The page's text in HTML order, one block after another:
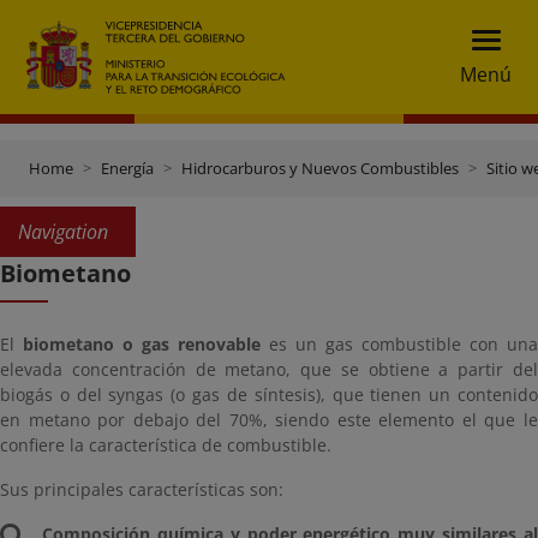
Menú
Home Energía Hidrocarburos y Nuevos Combustibles Sitio
Navigation
Biometano
El biometano o gas renovable es un gas combustible con una
elevada concentración de metano, que se obtiene a partir del
biogás o del syngas (o gas de síntesis), que tienen un contenido
en metano por debajo del 70%, siendo este elemento el que le
confiere la característica de combustible.
Sus principales características son: